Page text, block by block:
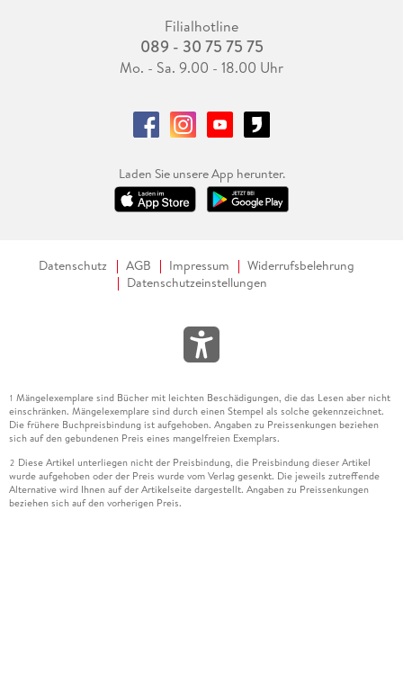
Filialhotline
089 - 30 75 75 75
Mo. - Sa. 9.00 - 18.00 Uhr
Laden Sie unsere App herunter.
Datenschutz AGB Impressum
Widerrufsbelehrung
Datenschutzeinstellungen
1 Mängelexemplare sind Bücher mit leichten Beschädigungen, die das Lesen aber nicht
einschränken. Mängelexemplare sind durch einen Stempel als solche gekennzeichnet.
Die frühere Buchpreisbindung ist aufgehoben. Angaben zu Preissenkungen beziehen
sich auf den gebundenen Preis eines mangelfreien Exemplars.
2 Diese Artikel unterliegen nicht der Preisbindung, die Preisbindung dieser Artikel
wurde aufgehoben oder der Preis wurde vom Verlag gesenkt. Die jeweils zutreffende
Alternative wird Ihnen auf der Artikelseite dargestellt. Angaben zu Preissenkungen
beziehen sich auf den vorherigen Preis.